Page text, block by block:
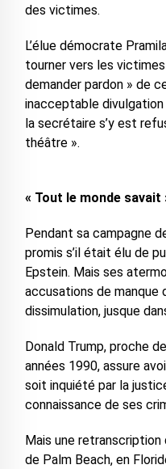
des victimes.
L’élue démocrate
tourner vers les
demander pardon » de
inacceptable
la secrétaire s’y est
théâtre ».
« Tout le monde savait
Pendant sa campagne
promis s’il était élu de
Epstein. Mais ses
accusations de manque
dissimulation, jusque
Donald Trump, proche
années 1990, assure
soit inquiété par la
connaissance de ses
Mais une retranscription
de Palm Beach, en